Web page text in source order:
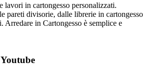
lavori in cartongesso personalizzati.
pareti divisorie, dalle librerie in cartongesso
Arredare in Cartongesso è semplice e